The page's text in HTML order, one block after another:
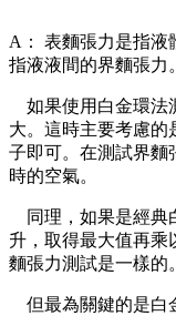
A： 表麵張力是指液
指液液間的界麵張力。
如果使用白金環法
大。這時主要考慮的
子即可。在測試界麵
時的空氣。
同理，如果是經典
升，取得最大值再乘
麵張力測試是一樣的。
但最為關鍵的是白